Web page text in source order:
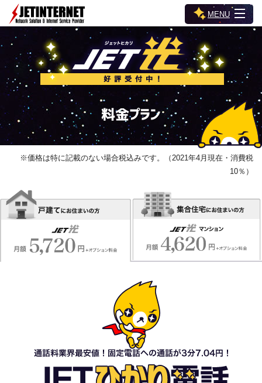
MENU
※価格は特に記載のない場合税込みです。（2021年4月現在・消費税
10％）